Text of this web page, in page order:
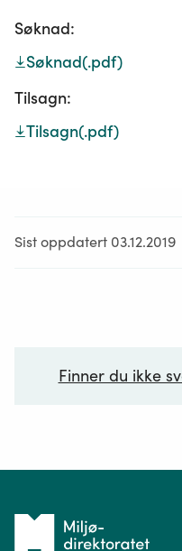
Søknad:
Søknad(.pdf)
Tilsagn:
Tilsagn(.pdf)
Sist oppdatert 03.12.2019
Finner du ikke
Tilbake